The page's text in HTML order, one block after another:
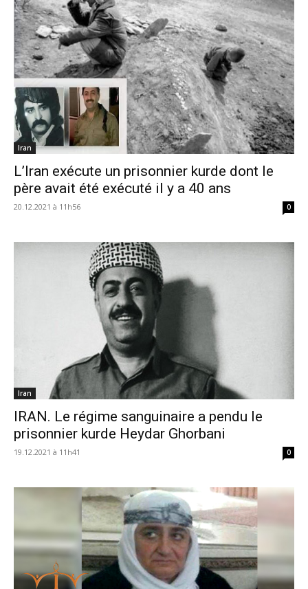
Iran
L’Iran exécute un prisonnier kurde dont le
père avait été exécuté il y a 40 ans
20.12.2021 à 11h56 0
Iran
IRAN. Le régime sanguinaire a pendu le
prisonnier kurde Heydar Ghorbani
19.12.2021 à 11h41 0